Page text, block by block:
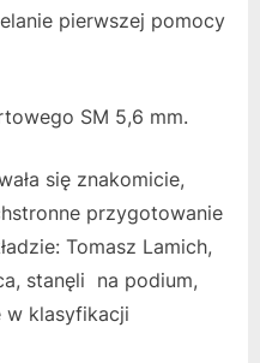
pierwszej pomocy
SM 5,6 mm.
się znakomicie,
przygotowanie
Tomasz Lamich,
stanęli na podium,
w klasyfikacji